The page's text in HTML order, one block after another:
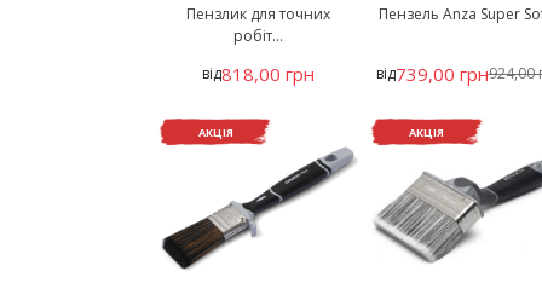
Пензлик для точних
робіт...
від818,00 грн
Пензель Anza Super
від739,00 грн924,00
АКЦІЯ АКЦІЯ